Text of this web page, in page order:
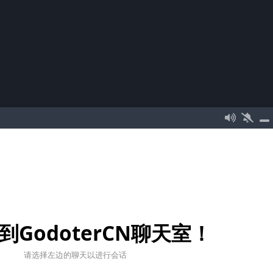
GodoterCN聊天室！
请选择左边的聊天以进行会话